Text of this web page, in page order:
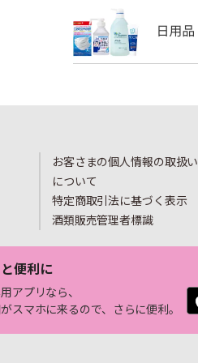
お客さまの個人情報の取扱い
について
特定商取引法に基づく表示
酒類販売管理者標識
便利に
アプリなら、
スマホに来るので、さらに便利。